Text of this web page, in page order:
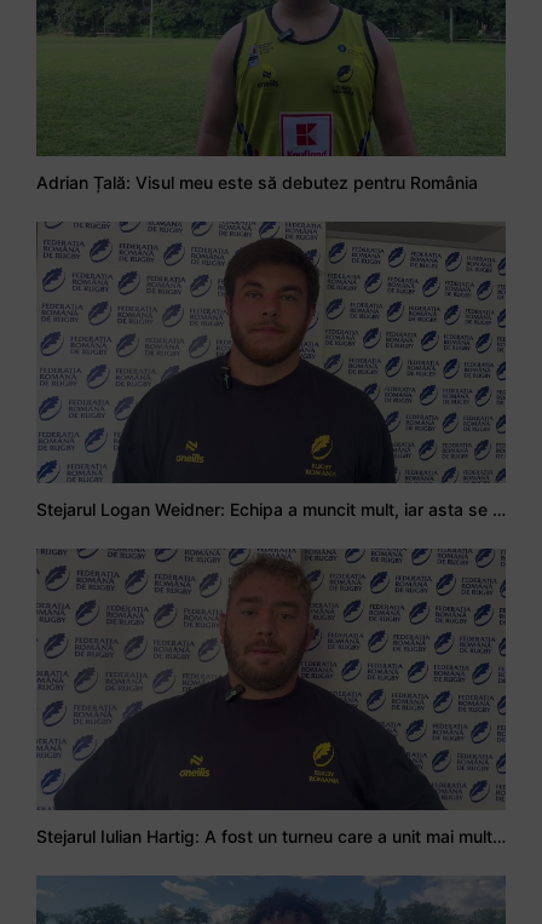
Adrian Țală: Visul meu este să debutez pentru România
Stejarul Logan Weidner: Echipa a muncit mult, iar asta se va vedea în meciurile de la Nations Cup
Stejarul Iulian Hartig: A fost un turneu care a unit mai mult echipa